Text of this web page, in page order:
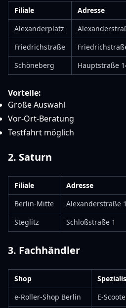
Filiale
Adresse
Alexanderplatz
Friedrichstraße
Schöneberg
Hauptstraße
Vorteile:
Große Auswahl
Vor-Ort-Beratung
Testfahrt möglich
2. Saturn
Filiale
Adresse
Berlin-Mitte
Alexanderstraße 1
Steglitz
Schloßstraße 1
3. Fachhändler
Shop
e-Roller-Shop Berlin
E-